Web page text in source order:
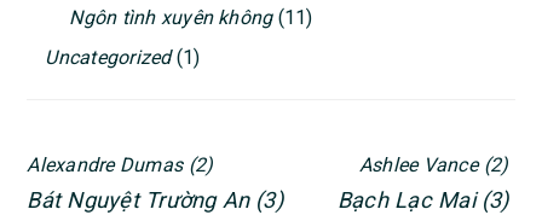
Ngôn tình xuyên không(11)
Uncategorized(1)
Alexandre Dumas (2) Ashlee Vance (2)
Bát Nguyệt Trường An (3) Bạch Lạc Mai (3)